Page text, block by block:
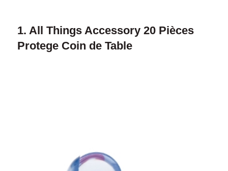
1. All Things Accessory 20 Pièces
Protege Coin de Table